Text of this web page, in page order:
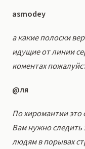
asmodey
а какие полоски
идущие от линии
коментах
@ля
По хиромантии это
Вам нужно следить
людям в порывах